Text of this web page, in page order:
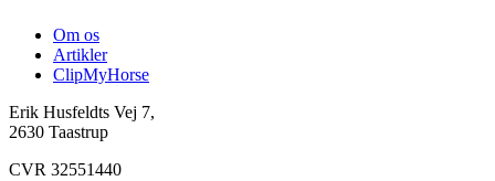
Om os
Artikler
ClipMyHorse
Erik Husfeldts Vej 7,
2630 Taastrup
CVR 32551440